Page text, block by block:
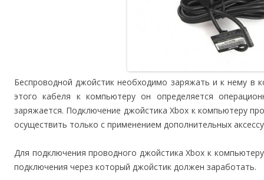
Беспроводной джойстик необходимо заряжать и к нему в
этого кабеля к компьютеру он определяется
заряжается. Подключение джойстика Xbox к компьютеру
осуществить только с применением дополнительных
Для подключения проводного джойстика Xbox к
подключения через который джойстик должен заработать.